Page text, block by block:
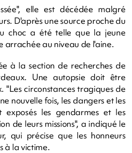
elle est décédée malgré
D'après une source proche du
choc a été telle que la jeune
arrachée au niveau de l'aine.
à la section de recherches de
Une autopsie doit être
"Les circonstances tragiques de
nouvelle fois, les dangers et les
exposés les gendarmes et les
de leurs missions", a indiqué le
qui précise que les honneurs
à la victime.